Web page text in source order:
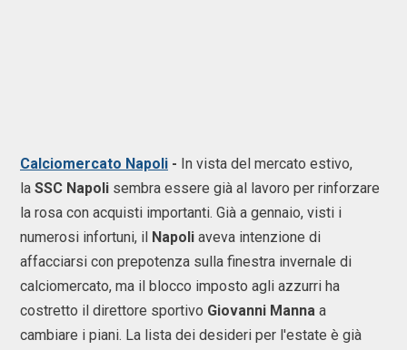
Calciomercato Napoli - In vista del mercato estivo,
la SSC Napoli sembra essere già al lavoro per rinforzare
la rosa con acquisti importanti. Già a gennaio, visti i
numerosi infortuni, il Napoli aveva intenzione di
affacciarsi con prepotenza sulla finestra invernale di
calciomercato, ma il blocco imposto agli azzurri ha
costretto il direttore sportivo Giovanni Manna a
cambiare i piani. La lista dei desideri per l'estate è già